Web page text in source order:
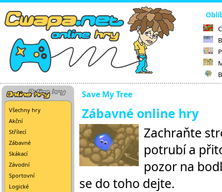
Všechny hry
Akční
Střílecí
Zábavné
Skákací
Závodní
Sportovní
Logické
Save My Tree
Zábavné online hry
Zachraňte
potrubí a
pozor na
se do toho dejte.